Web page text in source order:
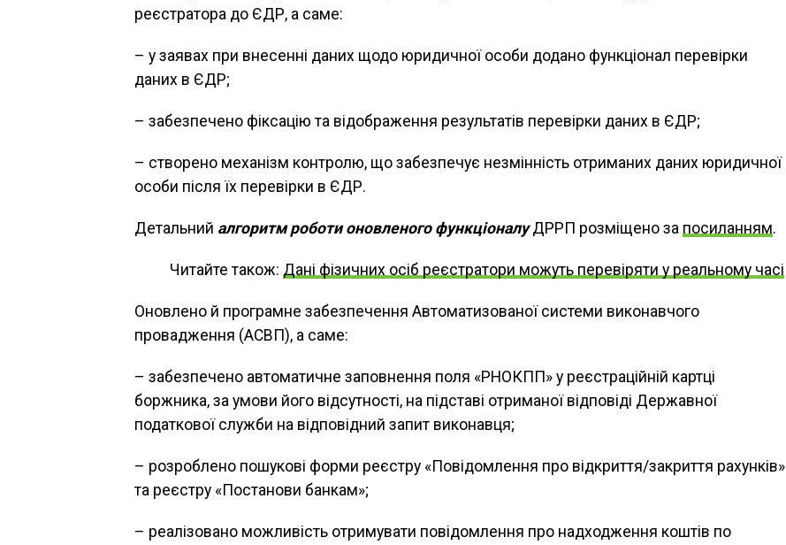
реєстратора до ЄДР, а саме:
– у заявах при внесенні даних щодо юридичної особи додано функціонал перевірки
даних в ЄДР;
– забезпечено фіксацію та відображення результатів перевірки даних в ЄДР;
– створено механізм контролю, що забезпечує незмінність отриманих даних юридичної
особи після їх перевірки в ЄДР.
Детальний алгоритм роботи оновленого функціоналуДРРП розміщено за посиланням.
Читайте також: Дані фізичних осіб реєстратори можуть перевіряти у реальному часі
Оновлено й програмне забезпечення Автоматизованої системи виконавчого
провадження (АСВП), а саме:
– забезпечено автоматичне заповнення поля «РНОКПП» у реєстраційній картці
боржника, за умови його відсутності, на підставі отриманої відповіді Державної
податкової служби на відповідний запит виконавця;
– розроблено пошукові форми реєстру «Повідомлення про відкриття/закриття рахунків»
та реєстру «Постанови банкам»;
– реалізовано можливість отримувати повідомлення про надходження коштів по